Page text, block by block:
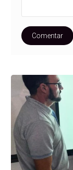
Comentar